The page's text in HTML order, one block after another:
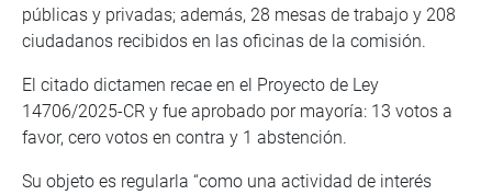
públicas y privadas; además, 28 mesas de trabajo y 208
ciudadanos recibidos en las oficinas de la comisión.
El citado dictamen recae en el Proyecto de Ley
14706/2025-CR y fue aprobado por mayoría: 13 votos a
favor, cero votos en contra y 1 abstención.
Su objeto es regularla “como una actividad de interés